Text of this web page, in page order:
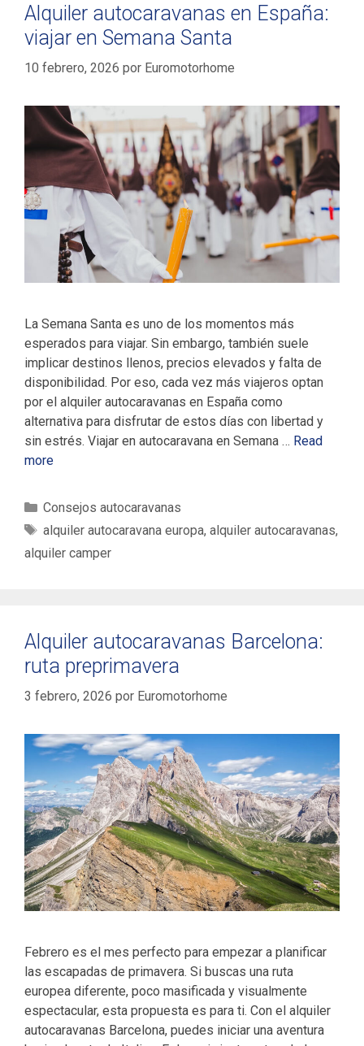
Alquiler autocaravanas en España:
viajar en Semana Santa
10 febrero, 2026 por Euromotorhome
La Semana Santa es uno de los momentos más
esperados para viajar. Sin embargo, también suele
implicar destinos llenos, precios elevados y falta de
disponibilidad. Por eso, cada vez más viajeros optan
por el alquiler autocaravanas en España como
alternativa para disfrutar de estos días con libertad y
sin estrés. Viajar en autocaravana en Semana … Read
more
C
a
í
a
Consejos autocaravanas
E
t
t
a
alquiler autocaravana europa, alquiler autocaravanas,
alquiler camper
Alquiler autocaravanas Barcelona:
ruta preprimavera
3 febrero, 2026 por Euromotorhome
Febrero es el mes perfecto para empezar a planificar
las escapadas de primavera. Si buscas una ruta
europea diferente, poco masificada y visualmente
espectacular, esta propuesta es para ti. Con el alquiler
autocaravanas Barcelona, puedes iniciar una aventura